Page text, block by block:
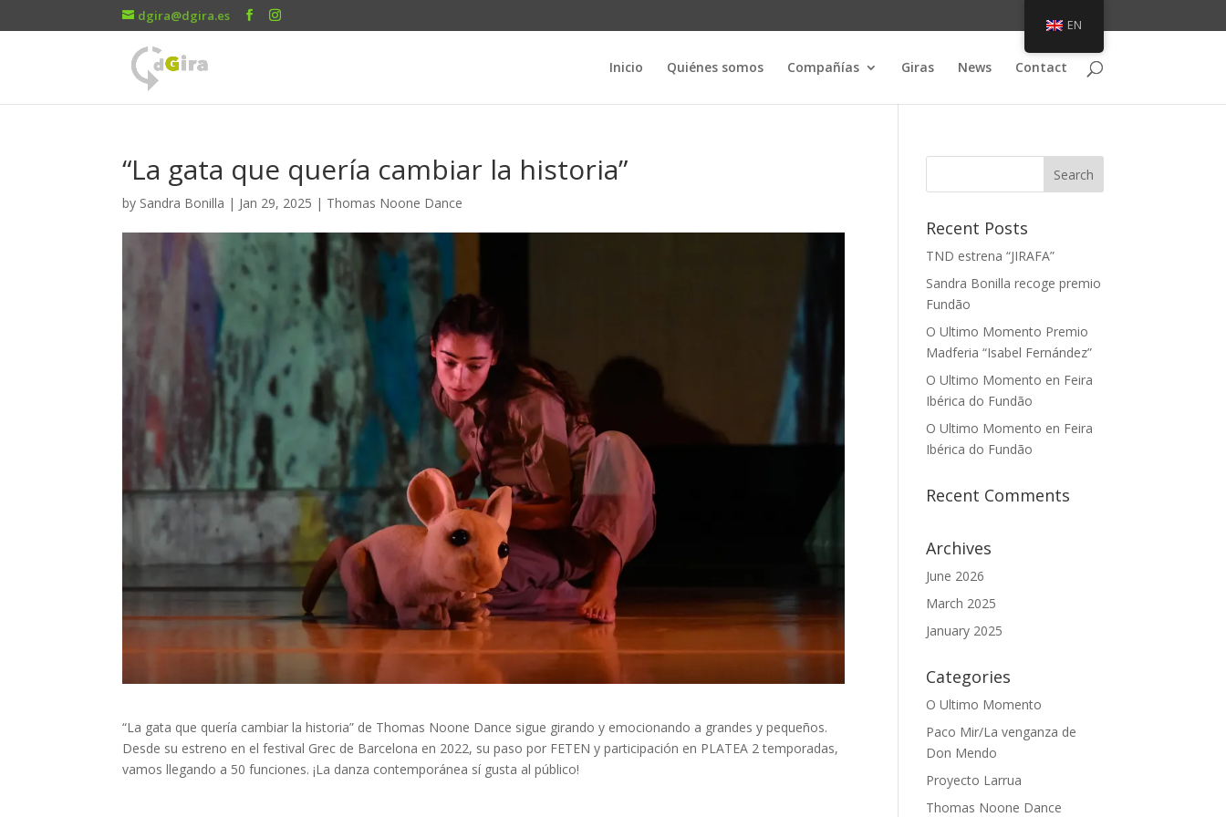
dgira@dgira.es
Inicio Quiénes somos Compañías Giras News Contact
“La gata que quería cambiar la historia”
by Sandra Bonilla | Jan 29, 2025 | Thomas Noone Dance
“La gata que quería cambiar la historia” de Thomas Noone Dance sigue girando y emocionando a grandes y pequeños.
Desde su estreno en el festival Grec de Barcelona en 2022, su paso por FETEN y participación en PLATEA 2 temporadas,
vamos llegando a 50 funciones. ¡La danza contemporánea sí gusta al público!
Recent Posts
TND estrena “JIRAFA”
Sandra Bonilla recoge premio
Fundão
O Ultimo Momento Premio
Madferia “Isabel Fernández”
O Ultimo Momento en Feira
Ibérica do Fundão
O Ultimo Momento en Feira
Ibérica do Fundão
Recent Comments
Archives
June 2026
March 2025
January 2025
Categories
O Ultimo Momento
Paco Mir/La venganza de
Don Mendo
Proyecto Larrua
Thomas Noone Dance
EN